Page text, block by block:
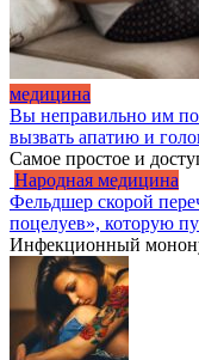
медицина
Вы неправильно им
вызвать апатию и
Самое простое и
Народная медицина
Фельдшер скорой
поцелуев», которую
Инфекционный